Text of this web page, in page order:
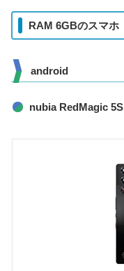
RAM 6GBのスマホ
android
nubia RedMagic 5S